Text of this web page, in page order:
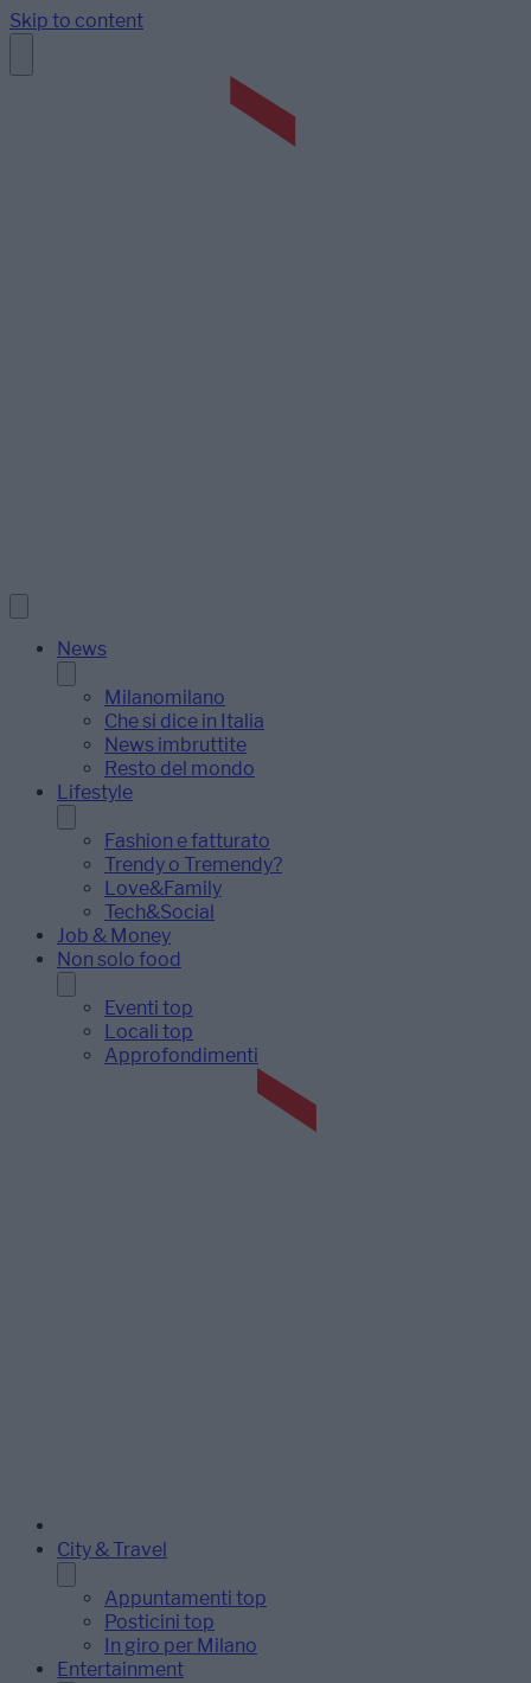
Skip to content
News
Milanomilano
Che si dice in Italia
News imbruttite
Resto del mondo
Lifestyle
Fashion e fatturato
Trendy o Tremendy?
Love&Family
Tech&Social
Job & Money
Non solo food
Eventi top
Locali top
Approfondimenti
City & Travel
Appuntamenti top
Posticini top
In giro per Milano
Entertainment